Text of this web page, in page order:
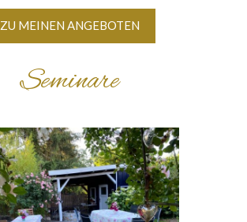
ZU MEINEN ANGEBOTEN
Seminare